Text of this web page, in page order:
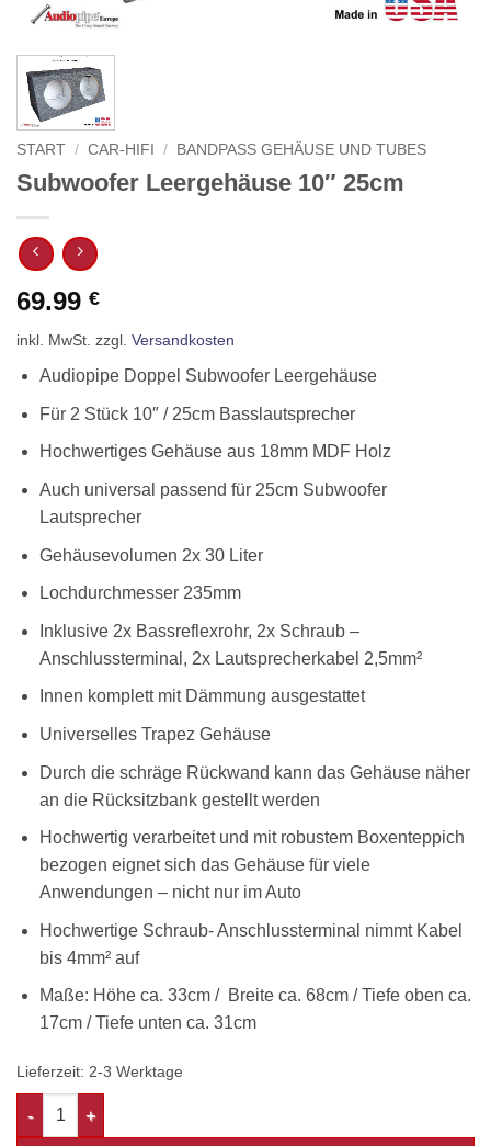
START / CAR-HIFI / BANDPASS GEHÄUSE UND TUBES
Subwoofer Leergehäuse 10″ 25cm
69.99 €
inkl. MwSt. zzgl. Versandkosten
Audiopipe Doppel Subwoofer Leergehäuse
Für 2 Stück 10″ / 25cm Basslautsprecher
Hochwertiges Gehäuse aus 18mm MDF Holz
Auch universal passend für 25cm Subwoofer
Lautsprecher
Gehäusevolumen 2x 30 Liter
Lochdurchmesser 235mm
Inklusive 2x Bassreflexrohr, 2x Schraub –
Anschlussterminal, 2x Lautsprecherkabel 2,5mm²
Innen komplett mit Dämmung ausgestattet
Universelles Trapez Gehäuse
Durch die schräge Rückwand kann das Gehäuse näher
an die Rücksitzbank gestellt werden
Hochwertig verarbeitet und mit robustem Boxenteppich
bezogen eignet sich das Gehäuse für viele
Anwendungen – nicht nur im Auto
Hochwertige Schraub- Anschlussterminal nimmt Kabel
bis 4mm² auf
Maße: Höhe ca. 33cm / Breite ca. 68cm / Tiefe oben ca.
17cm / Tiefe unten ca. 31cm
Lieferzeit: 2-3 Werktage
Subwoofer Leergehäuse 10″ 25cm Menge